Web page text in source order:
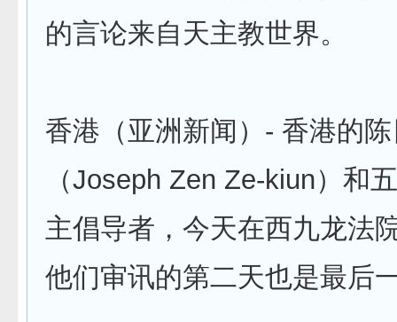
的言论来自天主教世界。
香港（亚洲新闻）- 香港的
（Joseph Zen Ze-kiun）和
主倡导者，今天在西九龙法
他们审讯的第二天也是最后